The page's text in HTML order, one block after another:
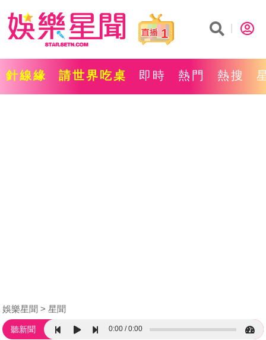
1
針線緣 請世界吃桌 即時 熱門 熱搜
娛樂星聞 星聞
聽新聞 0:00 0:00